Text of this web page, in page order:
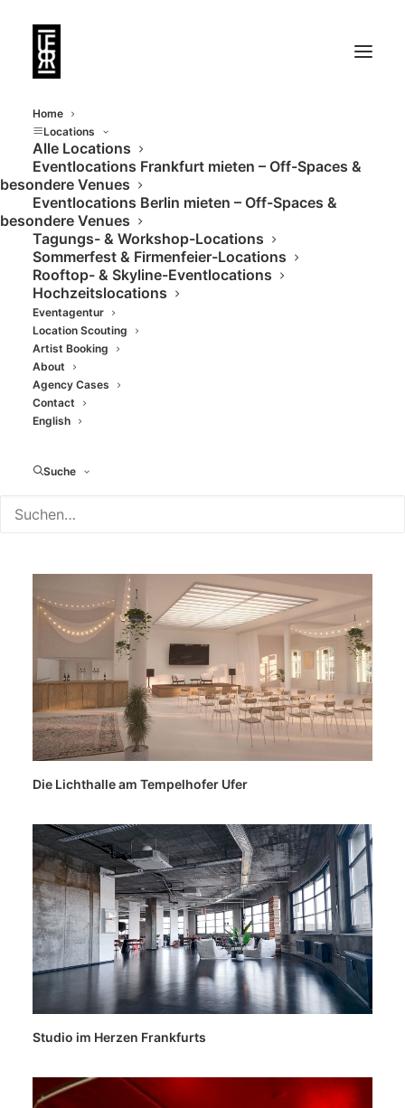
Home
Locations
Alle Locations
Eventlocations Frankfurt mieten – Off-Spaces &
besondere Venues
Eventlocations Berlin mieten – Off-Spaces &
besondere Venues
Tagungs- & Workshop-Locations
Sommerfest & Firmenfeier-Locations
Rooftop- & Skyline-Eventlocations
Hochzeitslocations
Eventagentur
Location Scouting
Artist Booking
About
Agency Cases
Contact
English
Suche
Industrial Spaces
Die Lichthalle am Tempelhofer Ufer
Studio im Herzen Frankfurts